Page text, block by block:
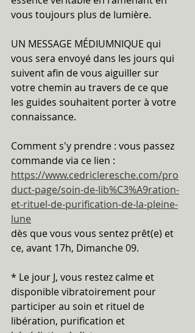
vous toujours plus de lumière.
UN MESSAGE MÉDIUMNIQUE qui
vous sera envoyé dans les jours qui
suivent afin de vous aiguiller sur
votre chemin au travers de ce que
les guides souhaitent porter à votre
connaissance.
Comment s'y prendre : vous passez
commande via ce lien :
https://www.cedricleresche.com/pro
duct-page/soin-de-lib%C3%A9ration-
et-rituel-de-purification-de-la-pleine-
lune
dès que vous vous sentez prêt(e) et
ce, avant 17h, Dimanche 09.
* Le jour J, vous restez calme et
disponible vibratoirement pour
participer au soin et rituel de
libération, purification et